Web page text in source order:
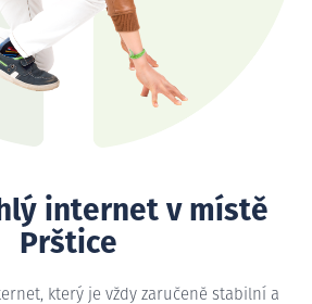
internet v místě
Prštice
který je vždy zaručeně stabilní a